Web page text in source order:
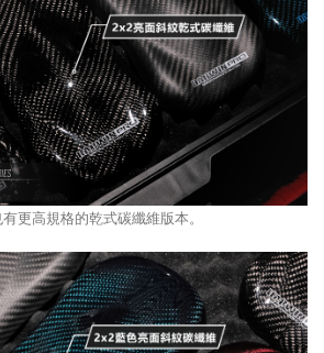
更高規格的乾式碳纖維版本。